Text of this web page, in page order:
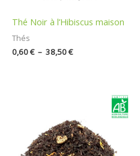
Thé Noir à l’Hibiscus maison
Thés
0,60€ – 38,50€
prix :
0,60 €
à
40,00 €